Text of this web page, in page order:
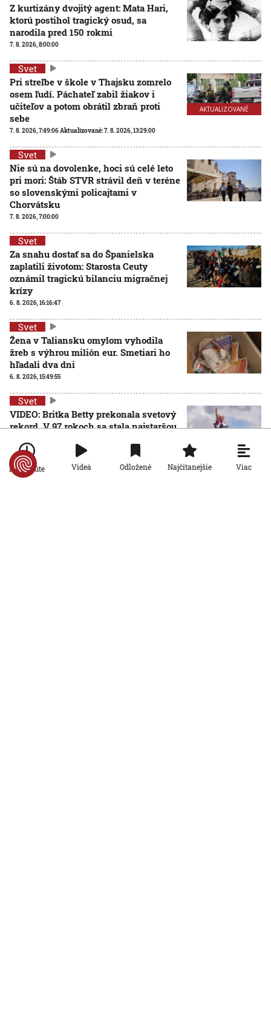
Z kurtizány dvojitý agent: Mata Hari,
ktorú postihol tragický osud, sa
narodila pred 150 rokmi
7. 8. 2026, 8:00:00
AKTUALIZOVANÉ
Svet
Pri streľbe v škole v Thajsku zomrelo
osem ľudí. Páchateľ zabil žiakov i
učiteľov a potom obrátil zbraň proti
sebe
7. 8. 2026, 7:49:06Aktualizované:7. 8. 2026, 13:29:00
Svet
Nie sú na dovolenke, hoci sú celé leto
pri mori: Štáb STVR strávil deň v teréne
so slovenskými policajtami v
Chorvátsku
7. 8. 2026, 7:00:00
Svet
Za snahu dostať sa do Španielska
zaplatili životom: Starosta Ceuty
oznámil tragickú bilanciu migračnej
krízy
6. 8. 2026, 16:16:47
Svet
Žena v Taliansku omylom vyhodila
žreb s výhrou milión eur. Smetiari ho
hľadali dva dni
6. 8. 2026, 15:49:55
Svet
VIDEO: Britka Betty prekonala svetový
rekord. V 97 rokoch sa stala najstaršou
6. 8. 2026, 15:40:24
Svet
Po minúte Videá Odložené Najčítanejšie Viac